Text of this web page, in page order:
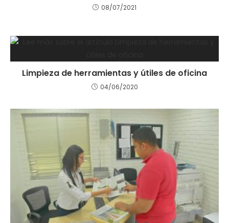
08/07/2021
Limpieza de herramientas y útiles de oficina
04/06/2020